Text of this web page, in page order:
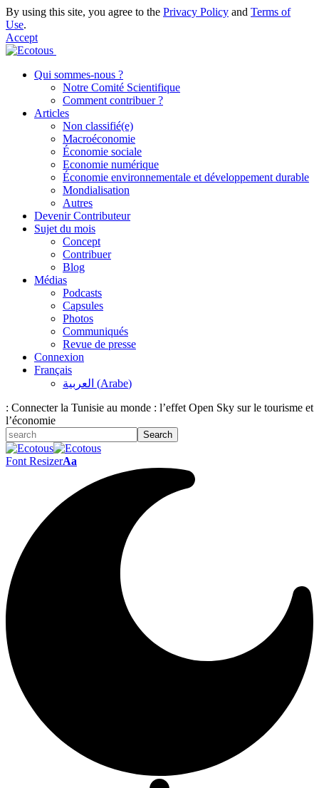
By using this site, you agree to the Privacy Policy and Terms of
Use.
Accept
Qui sommes-nous ?
Notre Comité Scientifique
Comment contribuer ?
Articles
Non classifié(e)
Macroéconomie
Économie sociale
Economie numérique
Économie environnementale et développement durable
Mondialisation
Autres
Devenir Contributeur
Sujet du mois
Concept
Contribuer
Blog
Médias
Podcasts
Capsules
Photos
Communiqués
Revue de presse
Connexion
Français
العربية (Arabe)
: Connecter la Tunisie au monde : l’effet Open Sky sur le tourisme et
l’économie
Font ResizerAa